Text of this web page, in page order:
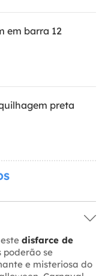
em barra 12
preta
disfarce de
poderão se
e misteriosa do